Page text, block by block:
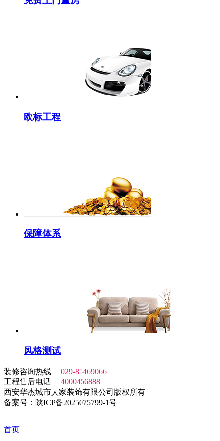
欧标工程
保障体系
风格测试
装修咨询热线：
029-85469066
工程售后电话：
4000456888
西安华杰城市人家装饰有限公司版权所有
备案号：陕ICP备2025075799-1号
首页